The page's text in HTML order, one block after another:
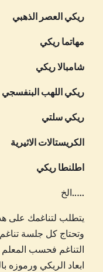
ريكي العصر الذهبي
مهاتما ريكي
شامبالا ريكي
ريكي اللهب البنفسجي
ريكي سلتي
الكريستالات الاثيرية
اطلنطا ريكي
…..الخ
وتحتاج كل جلسة
التناغم فحسب
ابعاد الريكي ورموزه